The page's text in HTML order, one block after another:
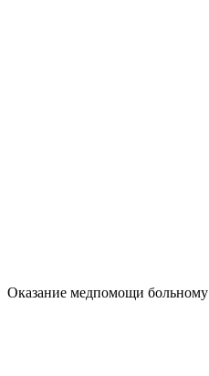
Оказание медпомощи больному